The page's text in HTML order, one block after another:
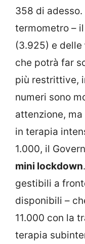
358 di
termometro – il
(3.925) e delle
che potrà far
più restrittive,
numeri sono
attenzione,
in terapia
1.000, il
mini lockdown
gestibili a
disponibili –
11.000 con la
terapia